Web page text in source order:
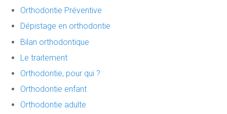
Orthodontie Préventive
Dépistage en orthodontie
Bilan orthodontique
Le traitement
Orthodontie, pour qui ?
Orthodontie enfant
Orthodontie adulte